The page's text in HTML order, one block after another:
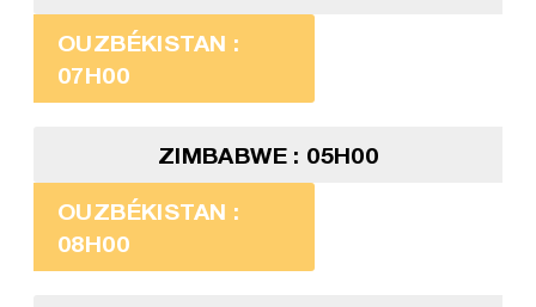
OUZBÉKISTAN :
07H00
ZIMBABWE : 05H00
OUZBÉKISTAN :
08H00